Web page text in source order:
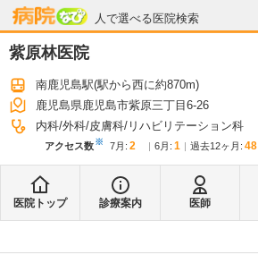
人で選べる医院検索
病院なび
紫原林医院
南鹿児島駅(駅から西に約870m)
鹿児島県鹿児島市紫原三丁目6-26
内科 外科 皮膚科 リハビリテーション科
アクセス数※ 7月 : 2 6月 : 1 過去12ヶ月: 48
医院トップ 診療案内 医師